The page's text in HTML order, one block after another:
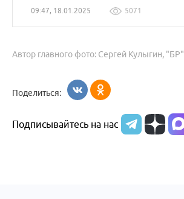
09:47, 18.01.2025 5071
Автор главного фото: Сергей Кулыгин, "БР"
Поделиться:
Подписывайтесь на нас